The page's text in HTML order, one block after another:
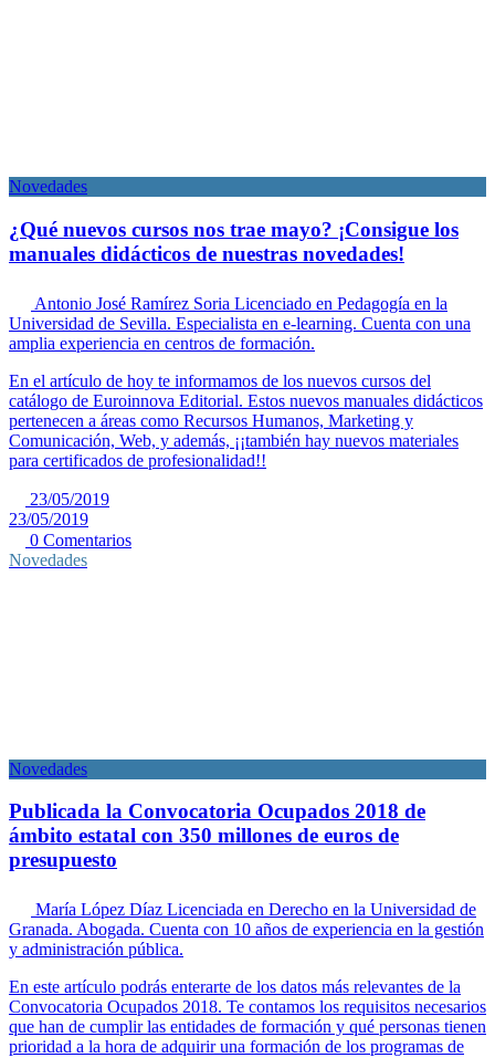
Novedades
¿Qué nuevos cursos nos trae mayo? ¡Consigue los
manuales didácticos de nuestras novedades!
Antonio José Ramírez Soria Licenciado en Pedagogía en la
Universidad de Sevilla. Especialista en e-learning. Cuenta con una
amplia experiencia en centros de formación.
En el artículo de hoy te informamos de los nuevos cursos del
catálogo de Euroinnova Editorial. Estos nuevos manuales didácticos
pertenecen a áreas como Recursos Humanos, Marketing y
Comunicación, Web, y además, ¡¡también hay nuevos materiales
para certificados de profesionalidad!!
23/05/2019
23/05/2019
0 Comentarios
Novedades
Novedades
Publicada la Convocatoria Ocupados 2018 de
ámbito estatal con 350 millones de euros de
presupuesto
María López Díaz Licenciada en Derecho en la Universidad de
Granada. Abogada. Cuenta con 10 años de experiencia en la gestión
y administración pública.
En este artículo podrás enterarte de los datos más relevantes de la
Convocatoria Ocupados 2018. Te contamos los requisitos necesarios
que han de cumplir las entidades de formación y qué personas tienen
prioridad a la hora de adquirir una formación de los programas de